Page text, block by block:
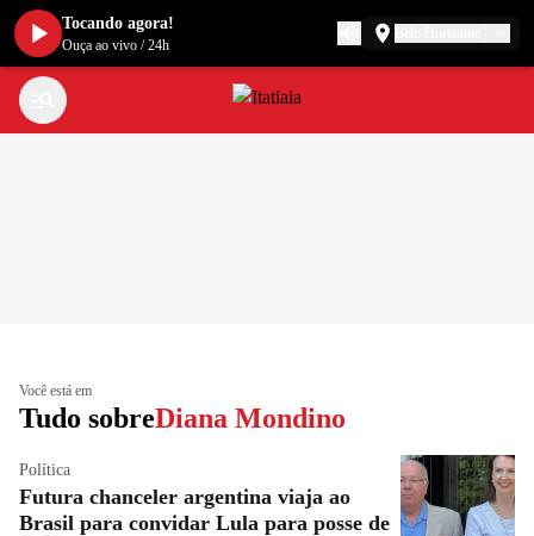
Você está em
Tudo sobreDiana Mondino
Política
Futura chanceler argentina viaja ao
Brasil para convidar Lula para posse de
Tocando agora!
Ouça ao vivo /24h